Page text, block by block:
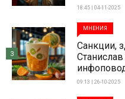
18:45 | 04-11-2025
МНЕНИЯ
Санкции,
09:13 | 26-10-2025
3